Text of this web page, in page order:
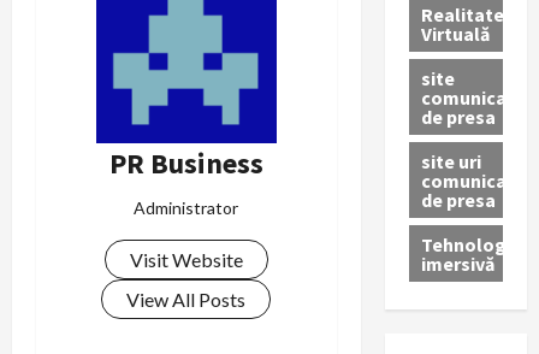
PR Business
Administrator
Visit Website
View All Posts
Realitatea
Virtuală
site
comunicate
de presa
site uri
comunicate
de presa
Tehnologie
imersivă